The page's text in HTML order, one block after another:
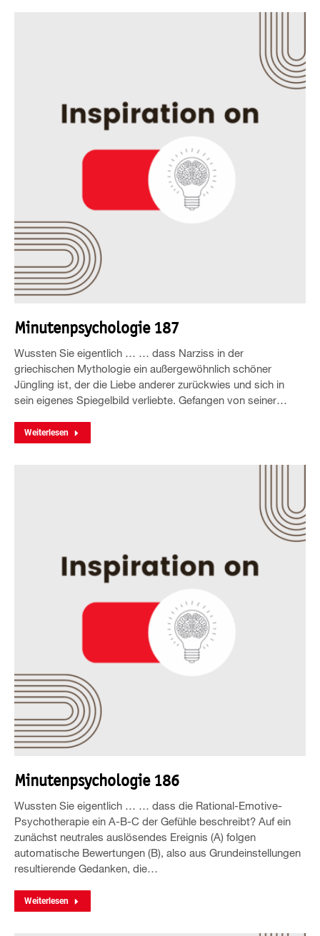
Minutenpsychologie 187
Wussten Sie eigentlich … … dass Narziss in der
griechischen Mythologie ein außergewöhnlich schöner
Jüngling ist, der die Liebe anderer zurückwies und sich in
sein eigenes Spiegelbild verliebte. Gefangen von seiner…
Weiterlesen
Minutenpsychologie 186
Wussten Sie eigentlich … … dass die Rational-Emotive-
Psychotherapie ein A-B-C der Gefühle beschreibt? Auf ein
zunächst neutrales auslösendes Ereignis (A) folgen
automatische Bewertungen (B), also aus Grundeinstellungen
resultierende Gedanken, die…
Weiterlesen